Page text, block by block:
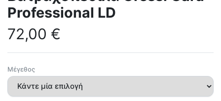
Professional LD
72,00 €
Μέγεθος